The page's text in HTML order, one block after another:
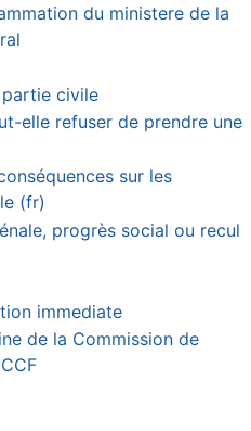
du ministere de la
civile
elle refuser de prendre une
sur les
(fr)
progrès social ou recul
immediate
de la Commission de